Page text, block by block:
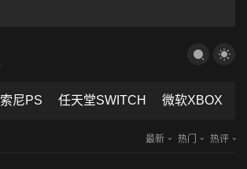
索尼PS 任天堂SWITCH 微软XBOX
最新 热门 热评